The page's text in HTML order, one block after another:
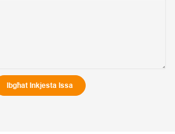
Ibgħat Inkjesta Issa